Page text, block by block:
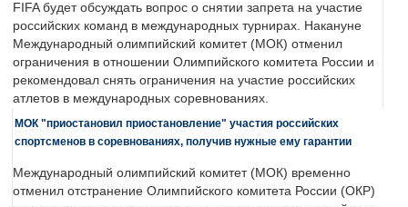
FIFA будет обсуждать вопрос о снятии запрета на участие
российских команд в международных турнирах. Накануне
Международный олимпийский комитет (МОК) отменил
ограничения в отношении Олимпийского комитета России и
рекомендовал снять ограничения на участие российских
атлетов в международных соревнованиях.
МОК "приостановил приостановление" участия российских
спортсменов в соревнованиях, получив нужные ему гарантии
Международный олимпийский комитет (МОК) временно
отменил отстранение Олимпийского комитета России (ОКР)